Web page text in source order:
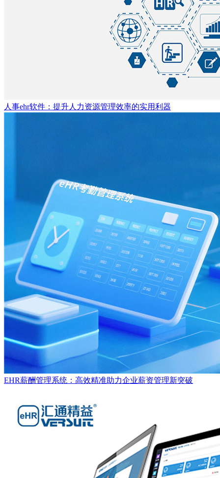
人事ehr软件：提升人力资源管理效率的实用利器
EHR薪酬管理系统：高效精准助力企业薪资管理新突破